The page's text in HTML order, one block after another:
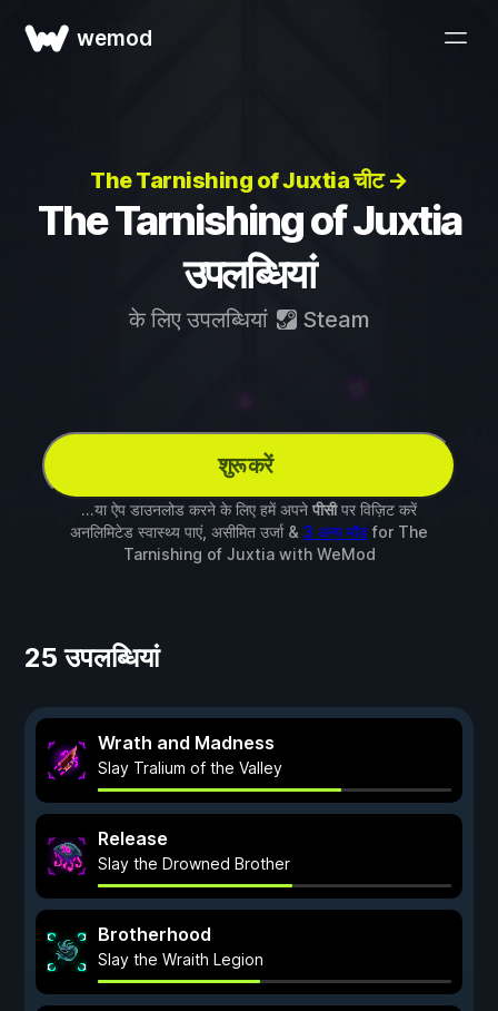
wemod
The Tarnishing of Juxtia चीट →
The Tarnishing of Juxtia
उपलब्धियां
के लिए उपलब्धियां Steam
शुरू करें
...या ऐप डाउनलोड करने के लिए हमें अपने पीसीपर विज़िट करें
अनलिमिटेड स्वास्थ्य पाएं, असीमित उर्जा & 3 अन्य मॉडfor The
Tarnishing of Juxtiawith WeMod
25 उपलब्धियां
Wrath and Madness
Slay Tralium of the Valley
Release
Slay the Drowned Brother
Brotherhood
Slay the Wraith Legion